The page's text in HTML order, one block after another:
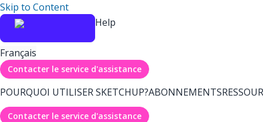
Skip to Content
Help
Français
Contacter le service d'assistance
POURQUOI UTILISER SKETCHUP?ABONNEMENTS
Contacter le service d'assistance